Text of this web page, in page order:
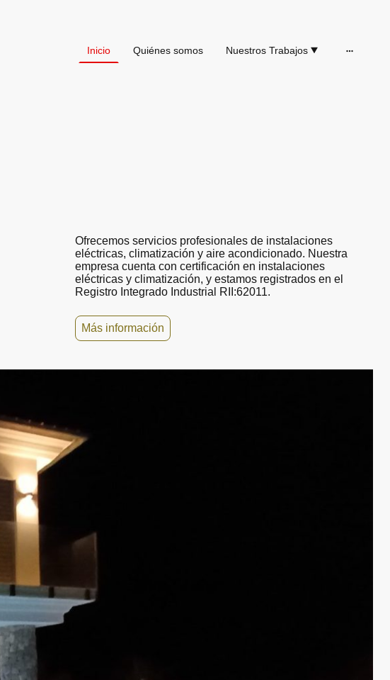
Inicio Quiénes somos Nuestros Trabajos
Ofrecemos servicios profesionales de instalaciones
eléctricas, climatización y aire acondicionado. Nuestra
empresa cuenta con certificación en instalaciones
eléctricas y climatización, y estamos registrados en el
Registro Integrado Industrial RII:62011.
Más información